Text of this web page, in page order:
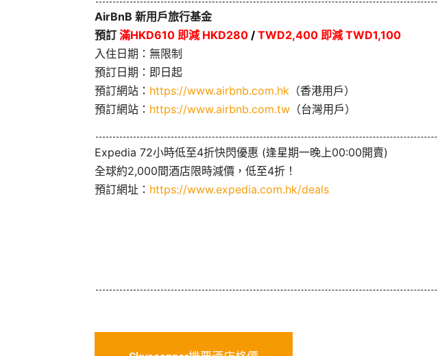
AirBnB 新用戶旅行基金
預訂 滿HKD610 即減 HKD280 / TWD2,400 即減 TWD1,100
入住日期：無限制
預訂日期：即日起
預訂網站： https://www.airbnb.com.hk （香港用戶）
預訂網站： https://www.airbnb.com.tw （台灣用戶）
Expedia 72小時低至4折快閃優惠 (逢星期一晚上00:00開賣)
全球約2,000間酒店限時減價，低至4折！
預訂網址： https://www.expedia.com.hk/deals